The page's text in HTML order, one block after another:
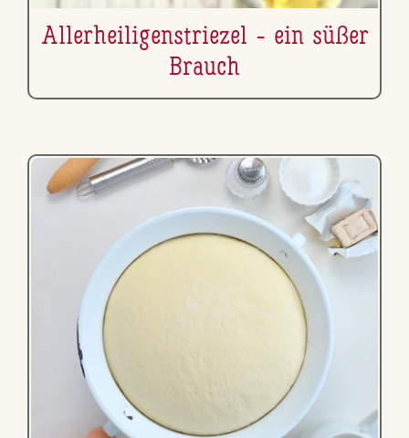
Al­ler­hei­li­gen­s­trie­zel - ein süßer
Brauch